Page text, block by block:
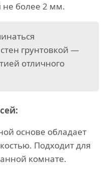
более 2 мм.
грунтовкой —
отличного
основе обладает
Подходит для
комнате.